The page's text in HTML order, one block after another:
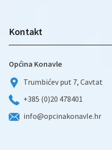
Kontakt
Općina Konavle
Trumbićev put 7, Cavtat
+385 (0)20 478401
info@opcinakonavle.hr